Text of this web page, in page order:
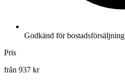
Godkänd för bostadsförsäljning
Pris
från 937 kr